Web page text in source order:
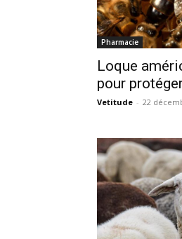
Pharmacie
Loque
pour
Vetitude - 22